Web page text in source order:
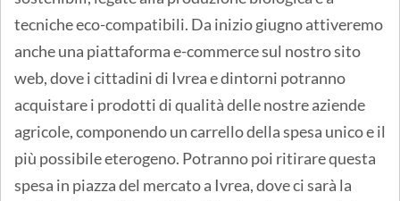
tecniche eco-compatibili. Da inizio giugno attiveremo
anche una piattaforma e-commerce sul nostro sito
web, dove i cittadini di Ivrea e dintorni potranno
acquistare i prodotti di qualità delle nostre aziende
agricole, componendo un carrello della spesa unico e il
più possibile eterogeno. Potranno poi ritirare questa
spesa in piazza del mercato a Ivrea, dove ci sarà la